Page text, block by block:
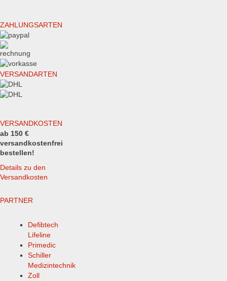
ZAHLUNGSARTEN
VERSANDARTEN
VERSANDKOSTEN
ab 150 €
versandkostenfrei
bestellen!
Details zu den
Versandkosten
PARTNER
Defibtech
Lifeline
Primedic
Schiller
Medizintechnik
Zoll